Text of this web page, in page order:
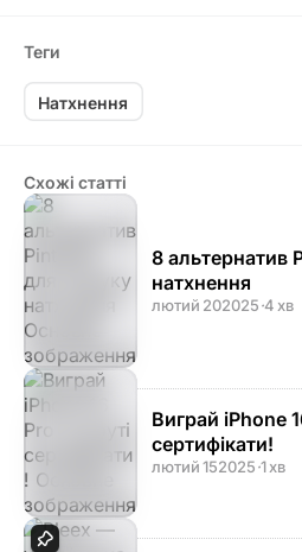
Теги
Натхнення
Схожі статті
8 альтернатив
натхнення
лютий 202025·4 хв
Виграй iPhone
сертифікати!
лютий 152025·1 хв